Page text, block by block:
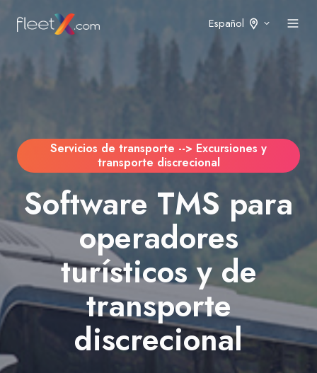
Español
Servicios de transporte --> Excursiones y
transporte discrecional
Software TMS para
operadores
turísticos y de
transporte
discrecional